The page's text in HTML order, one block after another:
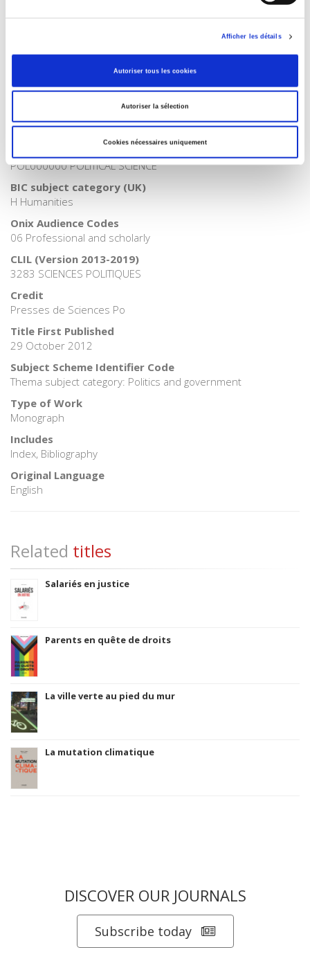
Afficher les détails
Autoriser tous les cookies
Autoriser la sélection
Cookies nécessaires uniquement
>Fields>Governance
>Political Science
>Politics
>Society
POL000000 POLITICAL SCIENCE
BIC subject category (UK)
H Humanities
Onix Audience Codes
06 Professional and scholarly
CLIL (Version 2013-2019)
3283 SCIENCES POLITIQUES
Credit
Presses de Sciences Po
Title First Published
29 October 2012
Subject Scheme Identifier Code
Thema subject category: Politics and government
Type of Work
Monograph
Includes
Index, Bibliography
Original Language
English
Related titles
Salariés en justice
Parents en quête de droits
La ville verte au pied du mur
La mutation climatique
DISCOVER OUR JOURNALS
Subscribe today